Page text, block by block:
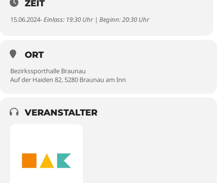
ZEIT
15.06.2024- Einlass: 19:30 Uhr | Beginn: 20:30 Uhr
ORT
Bezirkssporthalle Braunau
Auf der Haiden 82, 5280 Braunau am Inn
VERANSTALTER